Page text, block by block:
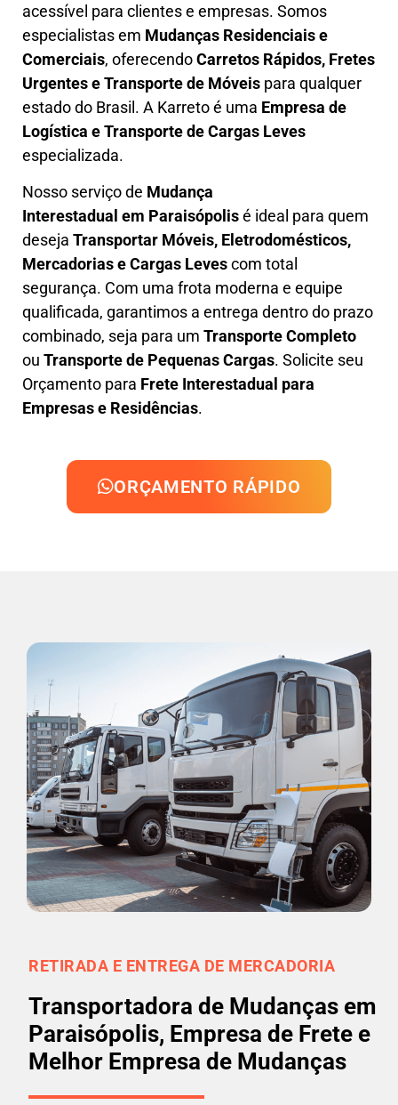
acessível para clientes e empresas. Somos
especialistas em Mudanças Residenciais e
Comerciais, oferecendoCarretos Rápidos, Fretes
Urgentes e Transporte de Móveis para qualquer
estado do Brasil. A Karretoé uma Empresa de
Logística e Transporte de Cargas Leves
especializada.
Nosso serviço de Mudança
Interestadual em Paraisópolisé ideal para quem
deseja Transportar Móveis, Eletrodomésticos,
Mercadorias e Cargas Levescom total
segurança. Com uma frota moderna e equipe
qualificada, garantimos a entrega dentro do prazo
combinado, seja para um Transporte Completo
ou Transporte de Pequenas Cargas. Solicite seu
Orçamento para Frete Interestadual para
Empresas e Residências.
ORÇAMENTO RÁPIDO
RETIRADA E ENTREGA DE MERCADORIA
Transportadora de Mudanças em
Paraisópolis, Empresa de Frete e
Melhor Empresa de Mudanças